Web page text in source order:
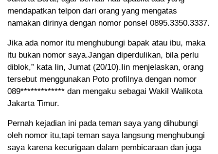
mendapatkan telpon dari orang yang mengatas
namakan dirinya dengan nomor ponsel 0895.3350.3337.
Jika ada nomor itu menghubungi bapak atau ibu, maka
itu bukan nomor saya.Jangan diperdulikan, bila perlu
diblok,” kata Iin, Jumat (20/10).Iin menjelaskan, orang
tersebut menggunakan Poto profilnya dengan nomor
089************* dan mengaku sebagai Wakil Walikota
Jakarta Timur.
Pernah kejadian ini pada teman saya yang dihubungi
oleh nomor itu,tapi teman saya langsung menghubungi
saya karena kecurigaan dalam pembicaraan dan juga